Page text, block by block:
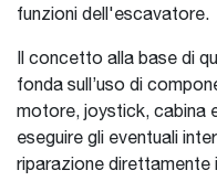
funzioni dell'escavatore.
Il concetto alla base di
fonda sull’uso di
motore, joystick, cabina
eseguire gli eventuali
riparazione direttamente